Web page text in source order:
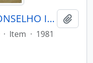
PORANTIM - BRASÍLIA CONSELHO INDIGENISTA MISSIONÁRIO - 1981 - Nº31
· Item · 1981